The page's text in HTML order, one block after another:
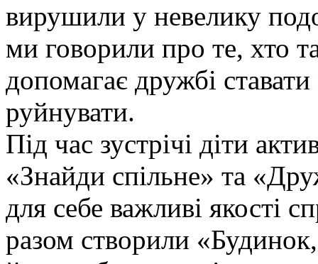
вирушили у невелику
ми говорили про те, хто
допомагає дружбі
руйнувати.
Під час зустрічі діти
«Знайди спільне» та
для себе важливі якості
разом створили